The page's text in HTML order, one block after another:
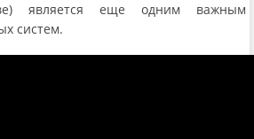
является еще одним важным
систем.